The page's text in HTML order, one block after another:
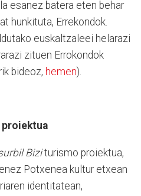
esanez batera eten behar
hunkituta, Errekondok.
euskaltzaleei helarazi
zituen Errokondok
bideoz, hemen).
Biziturismo proiektua,
Potxenea kultur etxean
identitatean,